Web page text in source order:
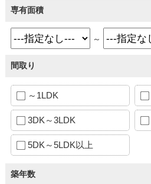
専有面積
～
間取り
～1LDK
3DK～3LDK
5DK～5LDK以上
築年数